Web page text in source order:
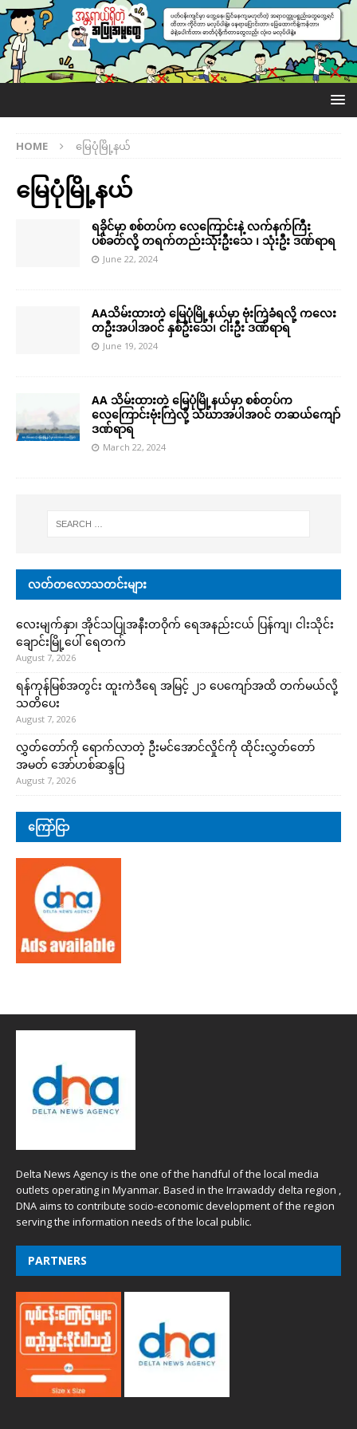
HOME မြေပုံမြို့နယ်
မြေပုံမြို့နယ်
ရခိုင်မှာ စစ်တပ်က လေကြောင်းနဲ့ လက်နက်ကြီး
ပစ်ခတ်လို့ တရက်တည်းသုံးဦးသေ ၊ သုံးဦး ဒဏ်ရာရ
June 22, 2024
AAသိမ်းထားတဲ့ မြေပုံမြို့နယ်မှာ ဗုံးကြဲခံရလို့ ကလေး
တဦးအပါအ၀င် နှစ်ဦးသေ၊ ငါးဦး ဒဏ်ရာရ
June 19, 2024
AA သိမ်းထားတဲ့ မြေပုံမြို့နယ်မှာ စစ်တပ်က
လေကြောင်းဗုံးကြဲလို့ သံဃာအပါအ၀င် တဆယ်ကျော်
ဒဏ်ရာရ
March 22, 2024
လတ်တလောသတင်းများ
လေးမျက်နှာ၊ အိုင်သပြုအနီးတဝိုက် ရေအနည်းငယ် ပြန်ကျ၊ ငါးသိုင်း
ချောင်းမြို့ပေါ် ရေတက်
August 7, 2026
ရန်ကုန်မြစ်အတွင်း ထူးကဲဒီရေ အ​မြင့် ၂၁ ပေကျော်အထိ တက်မယ်လို့
သတိပေး
August 7, 2026
လွှတ်တော်ကို ရောက်လာတဲ့ ဦးမင်အောင်လှိုင်ကို ထိုင်းလွှတ်တော်
အမတ် အော်ဟစ်ဆန္ဒပြ
August 7, 2026
ကြော်ငြာ
Delta News Agency is the one of the handful of the local media
outlets operating in Myanmar. Based in the Irrawaddy delta region ,
DNA aims to contribute socio-economic development of the region
serving the information needs of the local public.
PARTNERS